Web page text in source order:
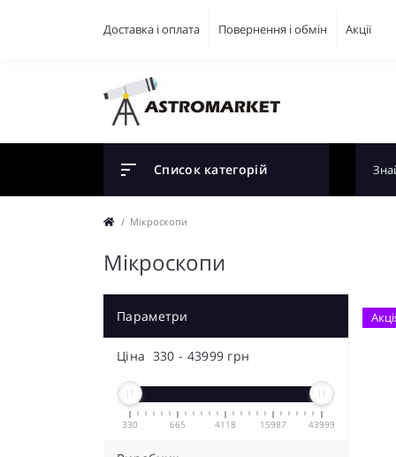
Доставка і оплата Повернення і обмін Акції
Список категорій
Мікроскопи
Мікроскопи
Параметри
Цiна 330 - 43999 грн
330 665 4118 15987 43999